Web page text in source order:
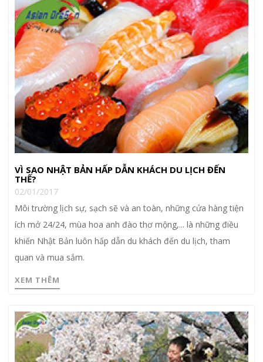
VÌ SAO NHẬT BẢN HẤP DẪN KHÁCH DU LỊCH ĐẾN
THẾ?
02/01/2017
Môi trường lịch sự, sạch sẽ và an toàn, những cửa hàng tiện
ích mở 24/24, mùa hoa anh đào thơ mộng,... là những điều
khiến Nhật Bản luôn hấp dẫn du khách đến du lịch, tham
quan và mua sắm.
XEM THÊM